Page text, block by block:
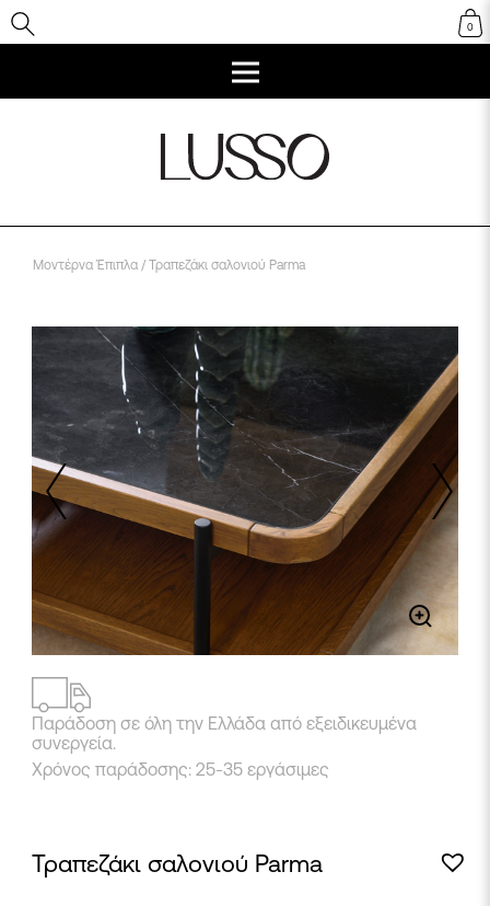
0
Μοντέρνα Έπιπλα / Τραπεζάκι σαλονιού Parma
Παράδοση σε όλη την Ελλάδα από εξειδικευμένα
συνεργεία.
Χρόνος παράδοσης: 25-35 εργάσιμες
Τραπεζάκι σαλονιού Parma